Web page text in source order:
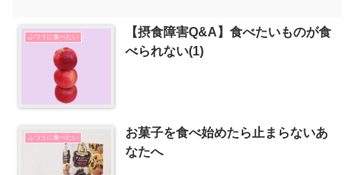
ふつうに食べたい
【摂食障害Q&A】食べたいものが食
べられない(1)
ふつうに食べたい
お菓子を食べ始めたら止まらないあ
なたへ